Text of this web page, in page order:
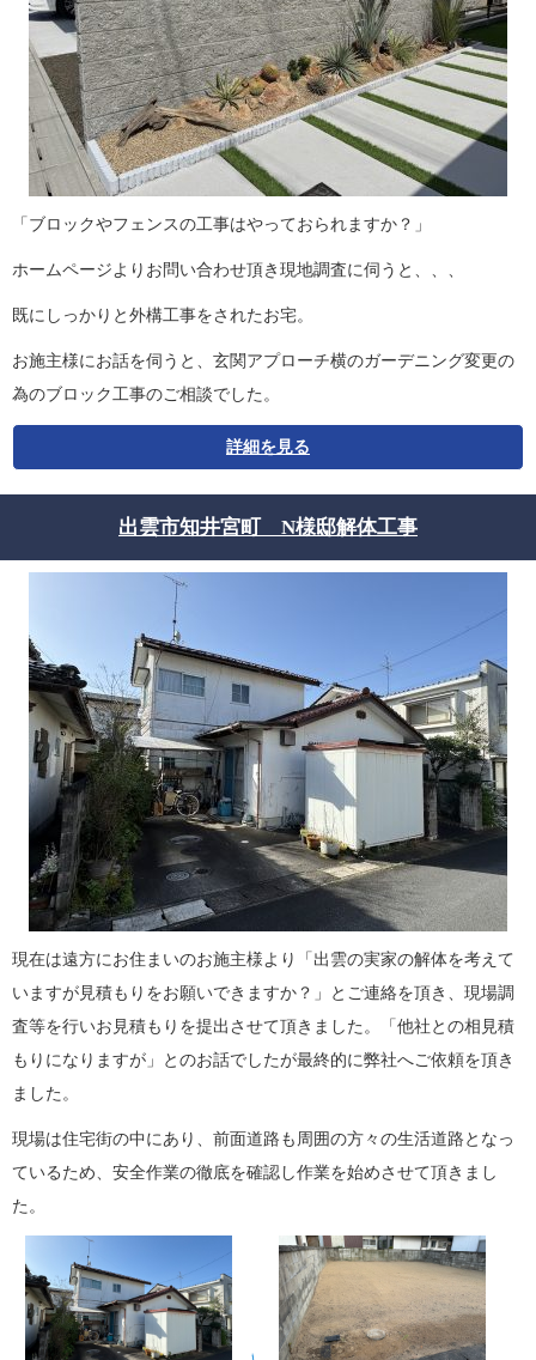
「ブロックやフェンスの工事はやっておられますか？」
ホームページよりお問い合わせ頂き現地調査に伺うと、、、
既にしっかりと外構工事をされたお宅。
お施主様にお話を伺うと、玄関アプローチ横のガーデニング変更の
為のブロック工事のご相談でした。
詳細を見る
出雲市知井宮町 N様邸解体工事
現在は遠方にお住まいのお施主様より「出雲の実家の解体を考えて
いますが見積もりをお願いできますか？」とご連絡を頂き、現場調
査等を行いお見積もりを提出させて頂きました。「他社との相見積
もりになりますが」とのお話でしたが最終的に弊社へご依頼を頂き
ました。
現場は住宅街の中にあり、前面道路も周囲の方々の生活道路となっ
ているため、安全作業の徹底を確認し作業を始めさせて頂きまし
た。